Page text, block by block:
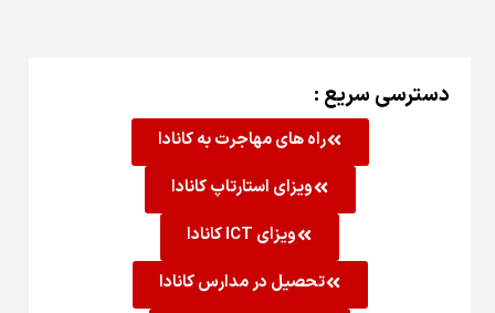
دسترسی سریع :
راه های مهاجرت به کانادا
ویزای استارتاپ کانادا
ویزای ICT کانادا
تحصیل در مدارس کانادا